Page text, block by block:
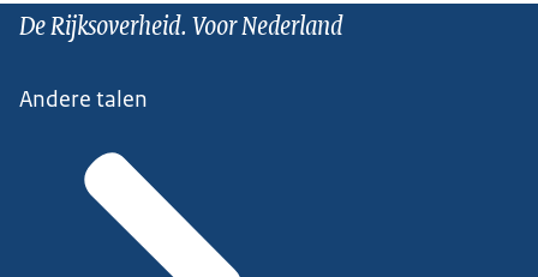
De Rijksoverheid. Voor Nederland
Andere talen